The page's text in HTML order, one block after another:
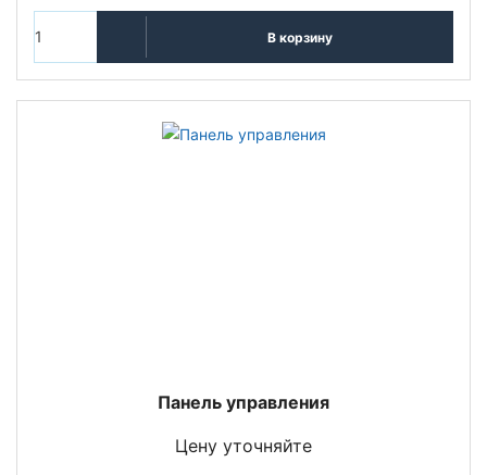
В корзину
Панель управления
Цену уточняйте